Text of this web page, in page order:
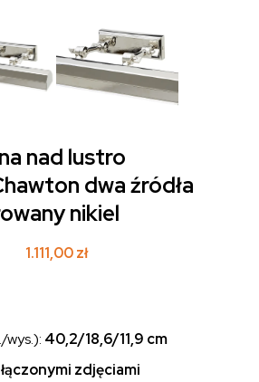
nad lustro
dwa źródła
nikiel
1.111,00zł
wys.): 40,2/18,6/11,9 cm
zdjęciami